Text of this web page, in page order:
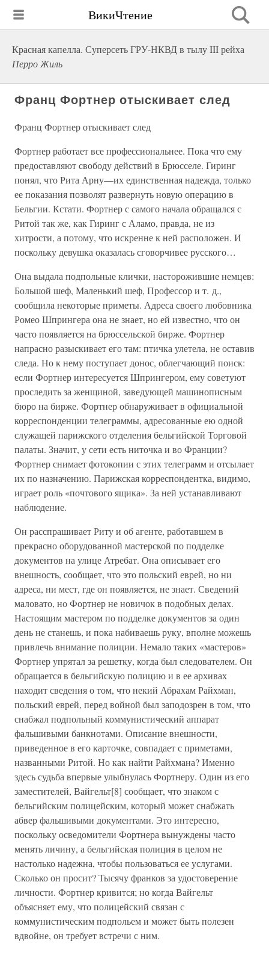
ВикиЧтение
Красная капелла. Суперсеть ГРУ-НКВД в тылу III рейха
Перро Жиль
Франц Фортнер отыскивает след
Франц Фортнер отыскивает след
Фортнер работает все профессиональнее. Пока что ему
предоставляют свободу действий в Брюсселе. Гиринг
понял, что Рита Арну—их единственная надежда, только
ее показания позволят развернуть новую операцию в
Бельгии. Кстати. Фортнер с самого начала обращался с
Ритой так же, как Гиринг с Аламо, правда, не из
хитрости, а потому, что искренне к ней расположен. И
поскольку девушка оказалась сговорчивее русского…
Она выдала подпольные клички, насторожившие немцев:
Большой шеф, Маленький шеф, Профессор и т. д.,
сообщила некоторые приметы. Адреса своего любовника
Ромео Шпрингера она не знает, но ей известно, что он
часто появляется на брюссельской бирже. Фортнер
напрасно разыскивает его там: птичка улетела, не оставив
следа. Но к нему поступает донос, облегчающий поиск:
если Фортнер интересуется Шпрингером, ему советуют
проследить за женщиной, заведующей машинописным
бюро на бирже. Фортнер обнаруживает в официальной
корреспонденции телеграммы, адресованные ею одной
служащей парижского отделения бельгийской Торговой
палаты. Значит, у сети есть ниточка и во Франции?
Фортнер снимает фотокопии с этих телеграмм и отсылает
их по назначению. Парижская корреспондентка, видимо,
играет роль «почтового ящика». За ней устанавливают
наблюдение.
Он расспрашивает Риту и об агенте, работавшем в
прекрасно оборудованной мастерской по подделке
документов на улице Атребат. Она описывает его
внешность, сообщает, что это польский еврей, но ни
адреса, ни мест, где он появляется, не знает. Сведений
маловато, но Фортнер не новичок в подобных делах.
Настоящим мастером по подделке документов за один
день не станешь, и пока набиваешь руку, вполне можешь
привлечь внимание полиции. Немало таких «мастеров»
Фортнер упрятал за решетку, когда был следователем. Он
обращается в бельгийскую полицию и в ее архивах
находит сведения о том, что некий Абрахам Райхман,
польский еврей, перед войной был заподозрен в том, что
снабжал подпольный коммунистический аппарат
фальшивыми банкнотами. Описание внешности,
приведенное в его карточке, совпадает с приметами,
названными Ритой. Но как найти Райхмана? Именно
здесь судьба впервые улыбнулась Фортнеру. Один из его
заместителей, Вайгельт[8] сообщает, что знаком с
бельгийским полицейским, который может снабжать
абвер фальшивыми документами. Это интересно,
поскольку осведомители Фортнера вынуждены часто
менять личину, а бельгийская полиция в целом не
настолько надежна, чтобы пользоваться ее услугами.
Сколько он просит? Тысячу франков за удостоверение
личности. Фортнер кривится; но когда Вайгельт
объясняет ему, что полицейский связан с
коммунистическим подпольем и может быть полезен
вдвойне, он требует встречи с ним.